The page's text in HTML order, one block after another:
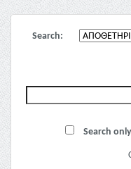
Search:
Search